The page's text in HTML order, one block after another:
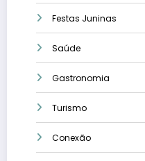
Festas Juninas
Saúde
Gastronomia
Turismo
Conexão